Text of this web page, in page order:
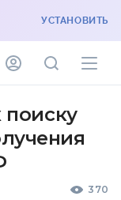
УСТАНОВИТЬ
поиску
370